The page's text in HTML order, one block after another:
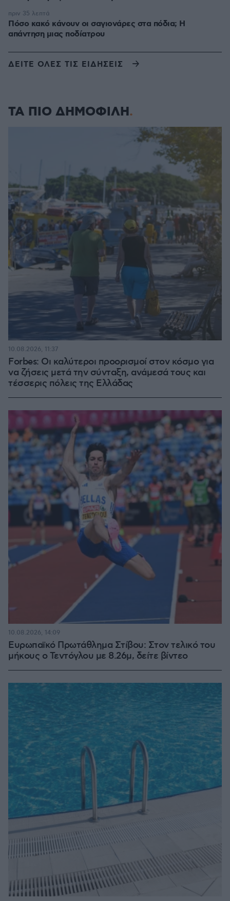
Πόσο κακό κάνουν οι σαγιονάρες στα πόδια; Η
απάντηση μιας ποδίατρου
πριν 35 λεπτά
ΔΕΙΤΕ ΟΛΕΣ ΤΙΣ ΕΙΔΗΣΕΙΣ
ΤΑ ΠΙΟ ΔΗΜΟΦΙΛΗ
Forbes: Οι καλύτεροι προορισμοί στον κόσμο για
να ζήσεις μετά την σύνταξη, ανάμεσά τους και
τέσσερις πόλεις της Ελλάδας
10.08.2026, 11:37
Ευρωπαϊκό Πρωτάθλημα Στίβου: Στον τελικό του
μήκους ο Τεντόγλου με 8.26μ, δείτε βίντεο
10.08.2026, 14:09